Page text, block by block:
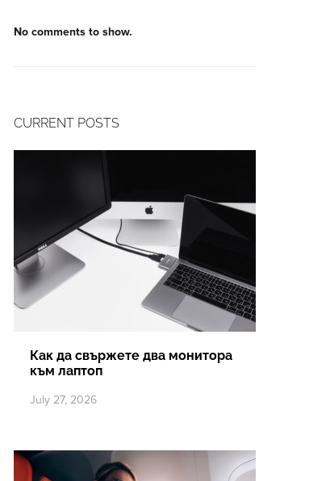
No comments to show.
CURRENT POSTS
Как да свържете два монитора
към лаптоп
July 27, 2026